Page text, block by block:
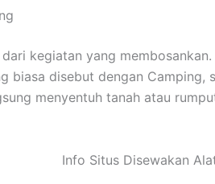
kegiatan yang
biasa disebut dengan
menyentuh tanah atau
Info Situs Disewakan